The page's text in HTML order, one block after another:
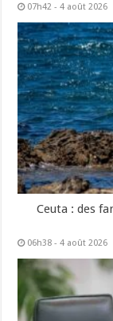
07h42 - 4 août 2026
Ceuta : des
06h38 - 4 août 2026